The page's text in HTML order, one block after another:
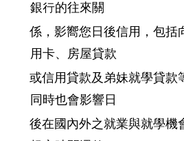
銀行的往來關
係，影嚮您日後信用，包括
用卡、房屋貸款
或信用貸款及弟妹就學貸款
同時也會影響日
後在國內外之就業與就學機